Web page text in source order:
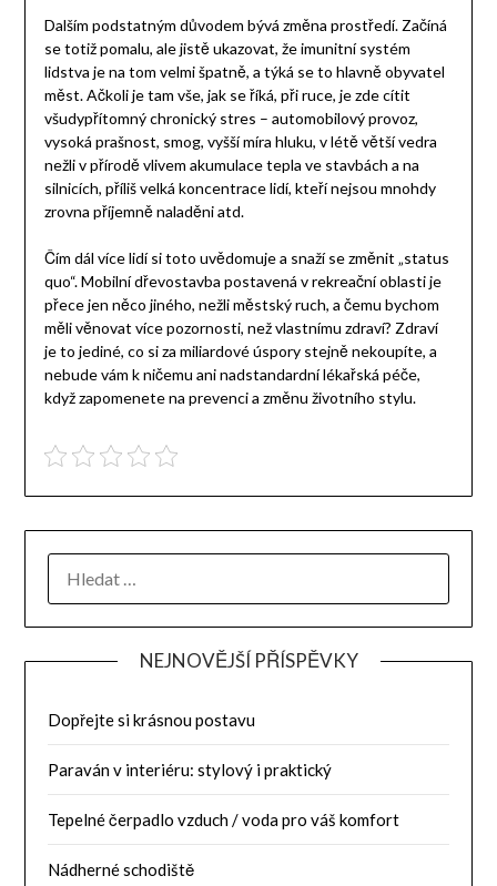
Dalším podstatným důvodem bývá změna prostředí. Začíná
se totiž pomalu, ale jistě ukazovat, že imunitní systém
lidstva je na tom velmi špatně, a týká se to hlavně obyvatel
měst. Ačkoli je tam vše, jak se říká, při ruce, je zde cítit
všudypřítomný chronický stres – automobilový provoz,
vysoká prašnost, smog, vyšší míra hluku, v létě větší vedra
nežli v přírodě vlivem akumulace tepla ve stavbách a na
silnicích, příliš velká koncentrace lidí, kteří nejsou mnohdy
zrovna příjemně naladěni atd.
Čím dál více lidí si toto uvědomuje a snaží se změnit „status
quo“. Mobilní dřevostavba postavená v rekreační oblasti je
přece jen něco jiného, nežli městský ruch, a čemu bychom
měli věnovat více pozornosti, než vlastnímu zdraví? Zdraví
je to jediné, co si za miliardové úspory stejně nekoupíte, a
nebude vám k ničemu ani nadstandardní lékařská péče,
když zapomenete na prevenci a změnu životního stylu.
NEJNOVĚJŠÍ PŘÍSPĚVKY
Dopřejte si krásnou postavu
Paraván v interiéru: stylový i praktický
Tepelné čerpadlo vzduch / voda pro váš komfort
Nádherné schodiště